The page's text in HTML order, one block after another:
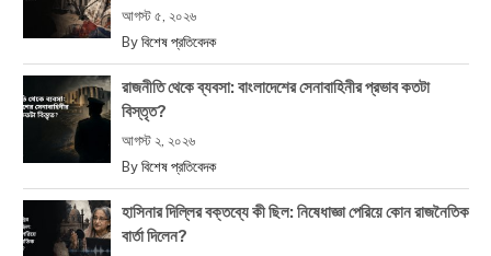
আগস্ট ৫, ২০২৬
By বিশেষ প্রতিবেদক
রাজনীতি থেকে ব্যবসা: বাংলাদেশের সেনাবাহিনীর প্রভাব কতটা
বিস্তৃত?
আগস্ট ২, ২০২৬
By বিশেষ প্রতিবেদক
হাসিনার দিল্লির বক্তব্যে কী ছিল: নিষেধাজ্ঞা পেরিয়ে কোন রাজনৈতিক
বার্তা দিলেন?